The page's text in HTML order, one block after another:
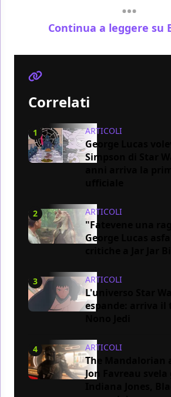
Continua a leggere su
Correlati
1 ARTICOLI
George Lucas
Simpson di Star
2 ARTICOLI
"Fatevene una
George Lucas
3 ARTICOLI
L'universo Star
espande: arriva il
4 ARTICOLI
The Mandalorian
Jon Favreau svela